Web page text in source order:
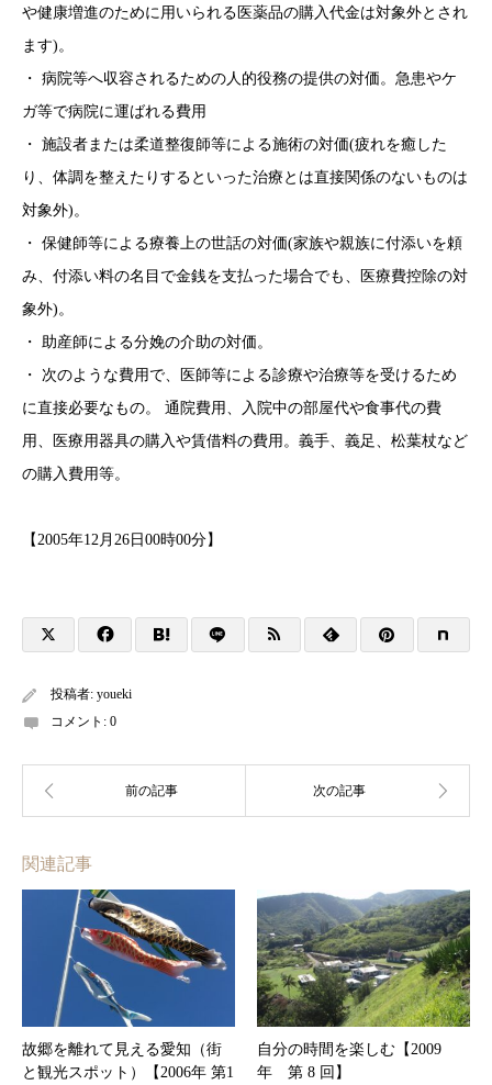
や健康増進のために用いられる医薬品の購入代金は対象外とされ
ます)。
・ 病院等へ収容されるための人的役務の提供の対価。急患やケ
ガ等で病院に運ばれる費用
・ 施設者または柔道整復師等による施術の対価(疲れを癒した
り、体調を整えたりするといった治療とは直接関係のないものは
対象外)。
・ 保健師等による療養上の世話の対価(家族や親族に付添いを頼
み、付添い料の名目で金銭を支払った場合でも、医療費控除の対
象外)。
・ 助産師による分娩の介助の対価。
・ 次のような費用で、医師等による診療や治療等を受けるため
に直接必要なもの。 通院費用、入院中の部屋代や食事代の費
用、医療用器具の購入や賃借料の費用。義手、義足、松葉杖など
の購入費用等。
【2005年12月26日00時00分】
投稿者: youeki
コメント: 0
関連記事
故郷を離れて見える愛知（街
と観光スポット）【2006年 第1
自分の時間を楽しむ【2009
年 第 8 回】